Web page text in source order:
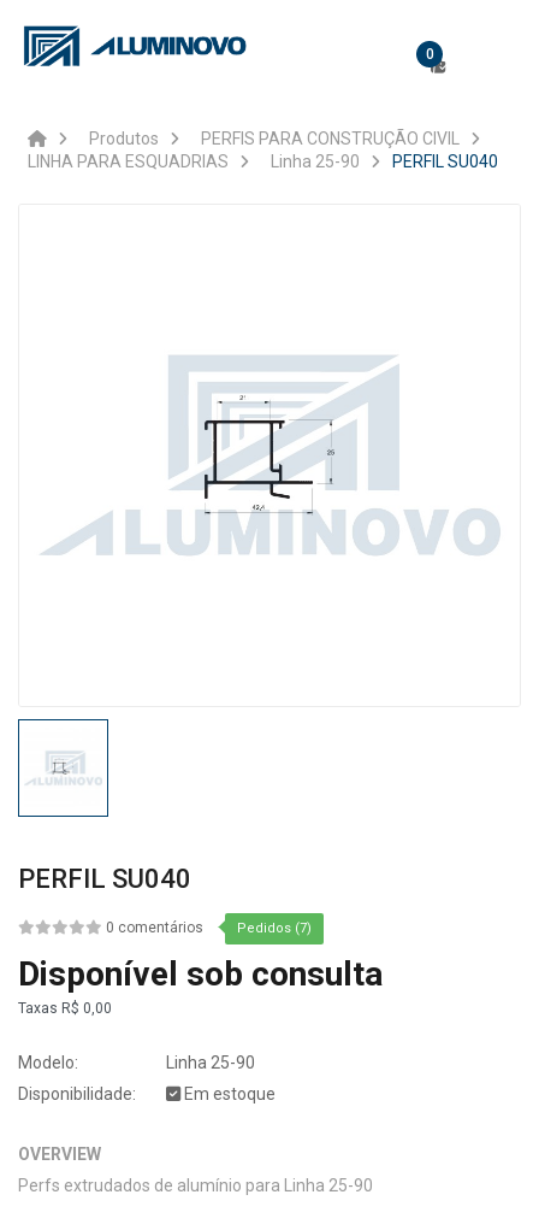
0
Produtos
PERFIS PARA CONSTRUÇÃO CIVIL
LINHA PARA ESQUADRIAS
Linha 25-90 PERFIL SU040
PERFIL SU040
0 comentários Pedidos (7)
Disponível sob consulta
Taxas R$ 0,00
Modelo:
Linha 25-90
Disponibilidade:
Em estoque
OVERVIEW
Perfs extrudados de alumínio para Linha 25-90